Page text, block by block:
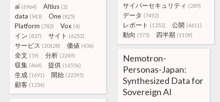
サイバーセキュリティ (289)
データ (7492)
レポート (1352) 公開 (4611)
動向 (575) 四半期 (1109)
ai (6964) Altius (2)
data (943) One (825)
Platform (782) Vox (4)
イン (837) サイト (6252)
サービス (20128) 価値 (436)
全文 (59) 分析 (2249)
収集 (464) 提供 (16556)
生成 (1691) 開始 (22395)
顧客 (1234)
Nemotron-
Personas-Japan:
Synthesized Data for
Sovereign AI